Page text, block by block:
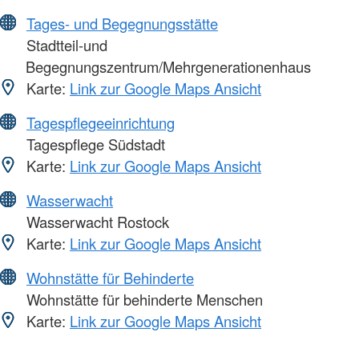
Tages- und Begegnungsstätte
Stadtteil-und
Begegnungszentrum/Mehrgenerationenhaus
Karte: Link zur Google Maps Ansicht
Tagespflegeeinrichtung
Tagespflege Südstadt
Karte: Link zur Google Maps Ansicht
Wasserwacht
Wasserwacht Rostock
Karte: Link zur Google Maps Ansicht
Wohnstätte für Behinderte
Wohnstätte für behinderte Menschen
Karte: Link zur Google Maps Ansicht